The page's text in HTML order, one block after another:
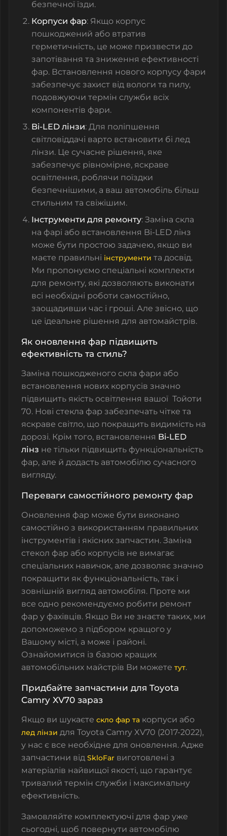
безпечної їзди.
Корпуси фар: Якщо корпус
пошкоджений або втратив
герметичність, це може призвести до
запотівання та зниження ефективності
фар. Встановлення нового корпусу фари
забезпечує захист від вологи та пилу,
подовжуючи термін служби всіх
компонентів фари.
Bi-LED лінзи: Для поліпшення
світловіддачі варто встановити бі лед
лінзи. Це сучасне рішення, яке
забезпечує рівномірне, яскраве
освітлення, роблячи поїздки
безпечнішими, а ваш автомобіль більш
стильним та свіжішим.
Інструменти для ремонту: Заміна скла
на фарі або встановлення Bi-LED лінз
може бути простою задачею, якщо ви
маєте правильні інструменти та досвід.
Ми пропонуємо спеціальні комплекти
для ремонту, які дозволяють виконати
всі необхідні роботи самостійно,
заощадивши час і гроші. Але звісно, що
це ідеальне рішення для автомайстрів.
Як оновлення фар підвищить
ефективність та стиль?
Заміна пошкодженого скла фари або
встановлення нових корпусів значно
підвищить якість освітлення вашої Тойоти
70. Нові стекла фар забезпечать чітке та
яскраве світло, що покращить видимість на
дорозі. Крім того, встановлення Bi-LED
лінз не тільки підвищить функціональність
фар, але й додасть автомобілю сучасного
вигляду.
Переваги самостійного ремонту фар
Оновлення фар може бути виконано
самостійно з використанням правильних
інструментів і якісних запчастин. Заміна
стекол фар або корпусів не вимагає
спеціальних навичок, але дозволяє значно
покращити як функціональність, так і
зовнішній вигляд автомобіля. Проте ми
все одно рекомендуємо робити ремонт
фар у фахівців. Якщо Ви не знаєте таких, ми
допоможемо з підбором кращого у
Вашому місті, а може і районі.
Ознайомитися із базою кращих
автомобільних майстрів Ви можете тут.
Придбайте запчастини для Toyota
Camry XV70 зараз
Якщо ви шукаєте скло фар та корпуси або
лед лінзи для Toyota Camry XV70 (2017-2022),
у нас є все необхідне для оновлення. Адже
запчастини від SkloFar виготовлені з
матеріалів найвищої якості, що гарантує
тривалий термін служби і максимальну
ефективність.
Замовляйте комплектуючі для фар уже
сьогодні, щоб повернути автомобілю